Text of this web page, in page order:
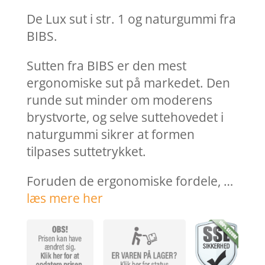
var:
39,95 kr..
er:
10,00
De Lux sut i str. 1 og naturgummi fra
BIBS.
Sutten fra BIBS er den mest
ergonomiske sut på markedet. Den
runde sut minder om moderens
brystvorte, og selve suttehovedet i
naturgummi sikrer at formen
tilpases suttetrykket.
Foruden de ergonomiske fordele, …
læs mere her